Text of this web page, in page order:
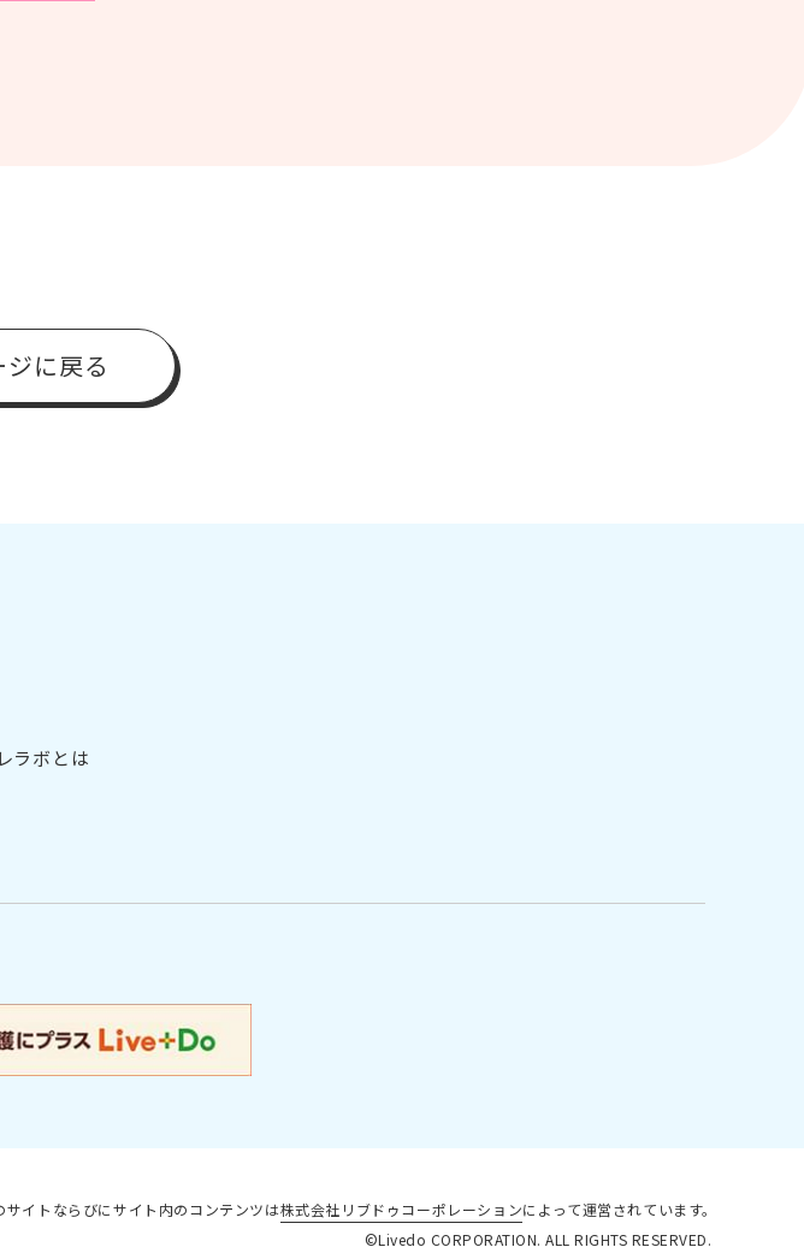
に戻る
ラボとは
サイトならびにサイト内のコンテンツは株式会社リブドゥコーポレーションによって運営されています。
©Livedo CORPORATION. ALL RIGHTS RESERVED.